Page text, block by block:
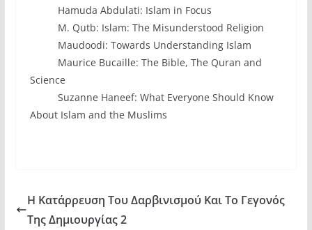
 Hamuda Abdulati: Islam in Focus
 M. Qutb: Islam: The Misunderstood Religion
 Maudoodi: Towards Understanding Islam
 Maurice Bucaille: The Bible, The Quran and
Science
 Suzanne Haneef: What Everyone Should Know
About Islam and the Muslims
Η Κατάρρευση Του Δαρβινισμού Και Το Γεγονός
Της Δημιουργίας 2